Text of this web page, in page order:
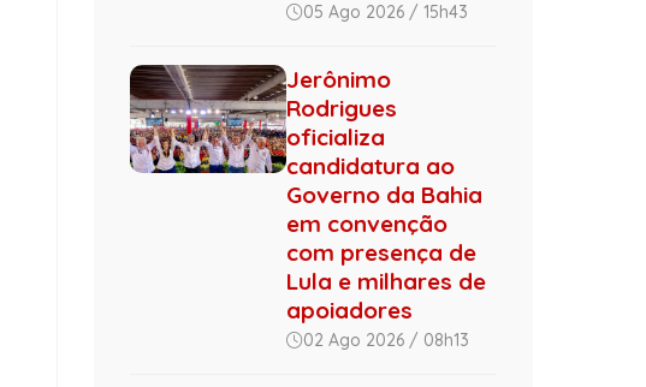
05 Ago 2026 / 15h43
Jerônimo
Rodrigues
oficializa
candidatura ao
Governo da Bahia
em convenção
com presença de
Lula e milhares de
apoiadores
02 Ago 2026 / 08h13